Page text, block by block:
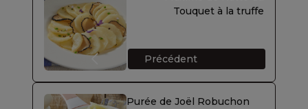
Touquet à la truffe
Précédent
Purée de Joël Robuchon